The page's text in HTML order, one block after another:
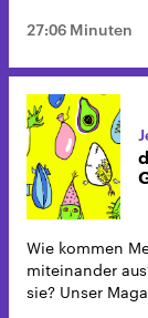
27:06 Minuten
Wie kommen
miteinander
sie? Unser